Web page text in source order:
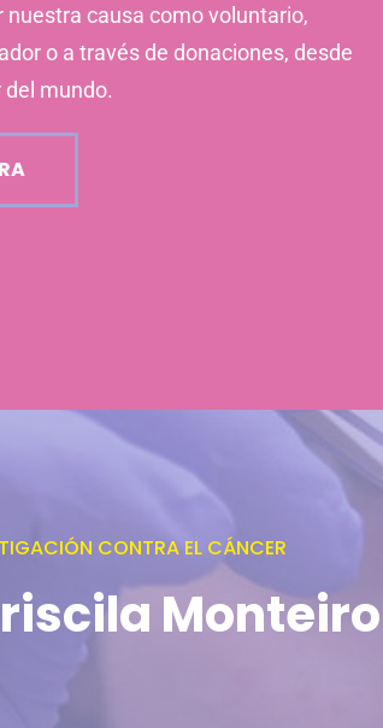
nuestra causa como voluntario,
o a través de donaciones, desde
mundo.
CONTRA EL CÁNCER
Monteiro